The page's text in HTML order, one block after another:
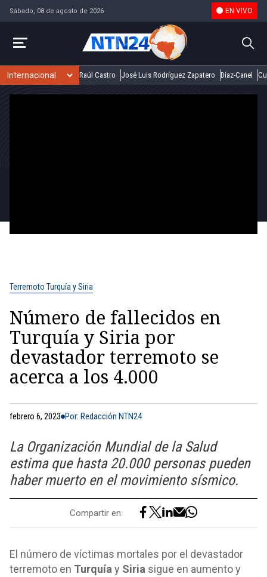
Sábado, 08 de agosto de 2026 EN VIVO
Raúl Castro José Luis Rodríguez Zapatero Díaz-Canel
Terremoto Turquía y Siria
Número de fallecidos en
Turquía y Siria por
devastador terremoto se
acerca a los 4.000
febrero 6, 2023 Por: Redacción NTN24
La Organización Mundial de la Salud
estima que hasta 20.000 personas pueden
haber muerto en el movimiento sísmico.
Compartir en:
El número de víctimas mortales por el devastador
terremoto en Turquía y Siria sigue en aumento y